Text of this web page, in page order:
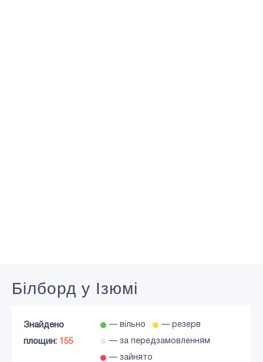
Білборд у Ізюмі
Знайдено
площин: 155
— вільно — резерв
— за передзамовленням
— зайнято